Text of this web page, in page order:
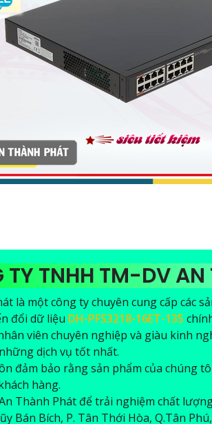
TY TNHH TM-DV AN
là một công ty chuyên cung cấp các
đổi dữ liệu DH-PFS3218-16ET-135
viên chuyên nghiệp và giàu kinh
dịch vụ tốt nhất.
đảm bảo rằng sản phẩm của chúng
hàng.
Thành Phát để trải nghiệm chất
Bán Bích, P. Tân Thới Hòa, Q.Tân